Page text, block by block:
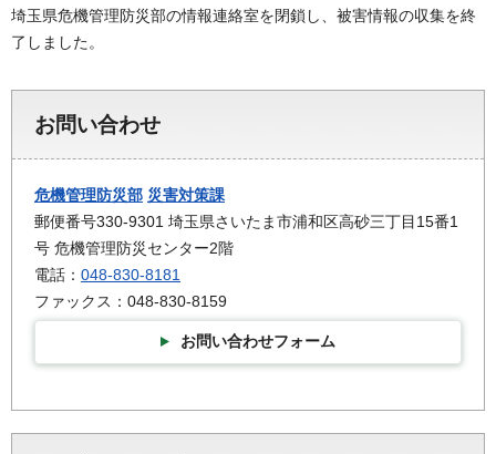
埼玉県危機管理防災部の情報連絡室を閉鎖し、被害情報の収集を終
了しました。
お問い合わせ
危機管理防災部 災害対策課
郵便番号330-9301 埼玉県さいたま市浦和区高砂三丁目15番1
号 危機管理防災センター2階
電話： 048-830-8181
ファックス：048-830-8159
お問い合わせフォーム